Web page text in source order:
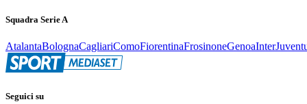
Squadra Serie A
AtalantaBolognaCagliariComoFiorentinaFrosinoneGenoaInter
Seguici su